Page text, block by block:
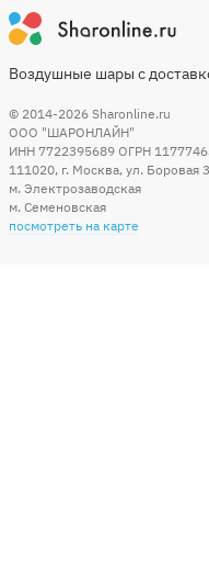
Воздушные шары с
© 2014-2026 Sharonline.ru
ООО "ШАРОНЛАЙН"
ИНН 7722395689 ОГРН
111020, г. Москва, ул. Боровая
м. Электрозаводская
м. Семеновская
посмотреть на карте